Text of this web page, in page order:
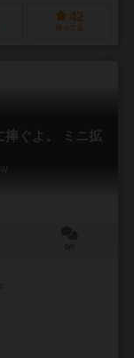
42
持ってる
捧ぐよ。 ミニ拡